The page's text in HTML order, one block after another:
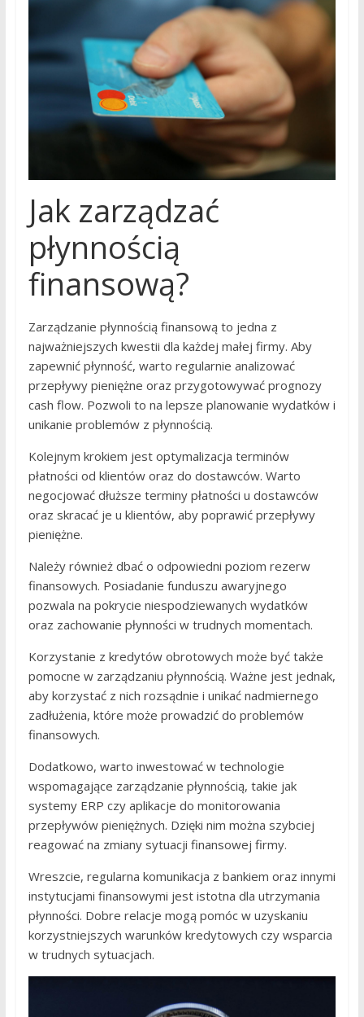
Jak zarządzać
płynnością
finansową?
Zarządzanie płynnością finansową to jedna z
najważniejszych kwestii dla każdej małej firmy. Aby
zapewnić płynność, warto regularnie analizować
przepływy pieniężne oraz przygotowywać prognozy
cash flow. Pozwoli to na lepsze planowanie wydatków i
unikanie problemów z płynnością.
Kolejnym krokiem jest optymalizacja terminów
płatności od klientów oraz do dostawców. Warto
negocjować dłuższe terminy płatności u dostawców
oraz skracać je u klientów, aby poprawić przepływy
pieniężne.
Należy również dbać o odpowiedni poziom rezerw
finansowych. Posiadanie funduszu awaryjnego
pozwala na pokrycie niespodziewanych wydatków
oraz zachowanie płynności w trudnych momentach.
Korzystanie z kredytów obrotowych może być także
pomocne w zarządzaniu płynnością. Ważne jest jednak,
aby korzystać z nich rozsądnie i unikać nadmiernego
zadłużenia, które może prowadzić do problemów
finansowych.
Dodatkowo, warto inwestować w technologie
wspomagające zarządzanie płynnością, takie jak
systemy ERP czy aplikacje do monitorowania
przepływów pieniężnych. Dzięki nim można szybciej
reagować na zmiany sytuacji finansowej firmy.
Wreszcie, regularna komunikacja z bankiem oraz innymi
instytucjami finansowymi jest istotna dla utrzymania
płynności. Dobre relacje mogą pomóc w uzyskaniu
korzystniejszych warunków kredytowych czy wsparcia
w trudnych sytuacjach.